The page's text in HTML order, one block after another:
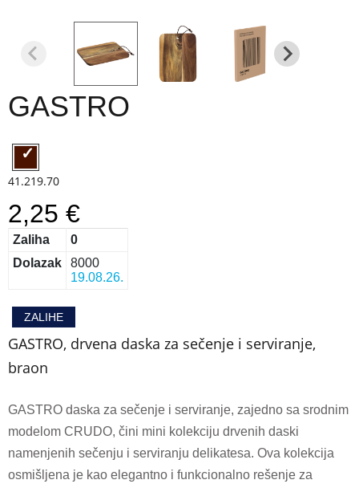
GASTRO
41.219.70
2,25 €
Zaliha
0
Dolazak
8000
19.08.26.
ZALIHE
GASTRO, drvena daska za sečenje i serviranje,
braon
GASTRO daska za sečenje i serviranje, zajedno sa srodnim
modelom CRUDO, čini mini kolekciju drvenih daski
namenjenih sečenju i serviranju delikatesa. Ova kolekcija
osmišljena je kao elegantno i funkcionalno rešenje za